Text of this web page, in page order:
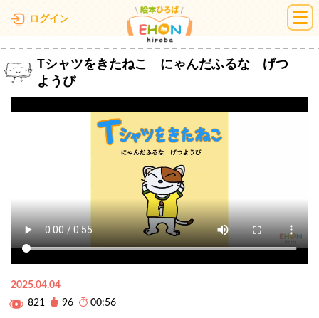
ログイン 絵本ひろば
Tシャツをきたねこ にゃんだふるな げつ
ようび
2025.04.04
821
96 00:56